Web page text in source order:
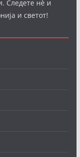
Следете нè и
и светот!